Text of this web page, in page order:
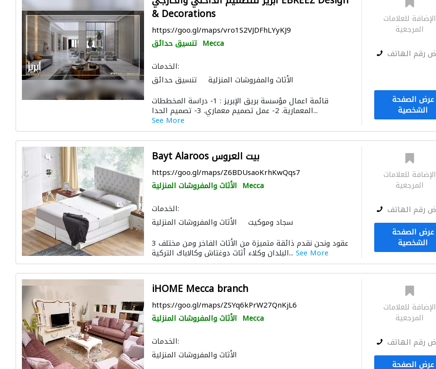
& Decorations
https://goo.gl/maps/vro1S2VJDFhLYyKJ9
تنسيق حدائق Mecca
الخدمات:
تنسيق حدائق
الأثاث والمفروشات المنزلية
التصميم المعماري
قائمة اعمال مؤسسة بريق الإبريز : 1- دراسة المخططات
المعمارية. 2- عمل تصميم معماري. 3- تصميم الحدا...
See More
الإضافة للعلامات
المرجعية
رقم الهاتف
عرض الصفحة
الشخصية
Bayt Alaroos بيت العروس
https://goo.gl/maps/Z6BDUsaoKrhKwQqs7
الأثاث والمفروشات المنزلية Mecca
الخدمات:
الأثاث والمفروشات المنزلية
سجاد وموكيت
إكسسوارات المطابخ والحمامات
3 عقود ونحن نقدم ذائقة متميزة من الأثاث الفاخر ومن مختلف
البلدان وكلاء أثاث دوغتاش وكالاباك التركية... See More
الإضافة للعلامات
المرجعية
رقم الهاتف
عرض الصفحة
الشخصية
iHOME Mecca branch
https://goo.gl/maps/ZSYq6kPrW27QnKjL6
الأثاث والمفروشات المنزلية Mecca
الخدمات:
الأثاث والمفروشات المنزلية
الإضافة للعلامات
المرجعية
رقم الهاتف
عرض الصفحة